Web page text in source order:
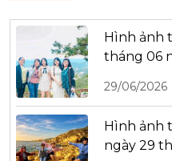
Hình ảnh
tháng 06
29/06/2026
Hình ảnh
ngày 29